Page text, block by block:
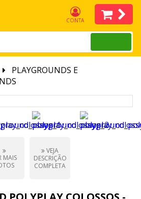
CONTA
PLAYGROUNDS E
MAIS
VEJA
DESCRIÇÃO
COMPLETA